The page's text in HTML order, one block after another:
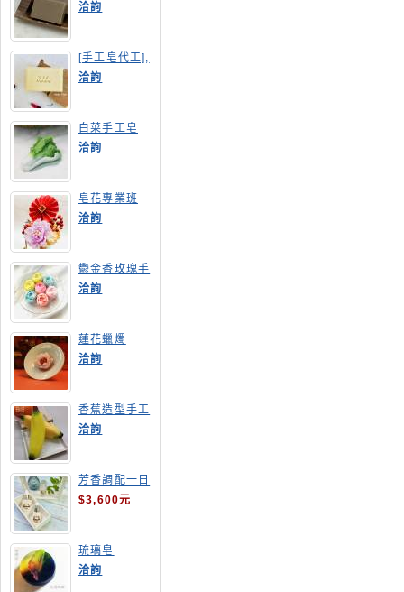
洽詢
[手工皂代工],
膠原蛋白手工
皂
洽詢
白菜手工皂
洽詢
皂花專業班
洽詢
鬱金香玫瑰手
工皂(長高型)
洽詢
蓮花蠟燭
洽詢
香蕉造型手工
皂
洽詢
芳香調配一日
班
$3,600元
琉璃皂
洽詢